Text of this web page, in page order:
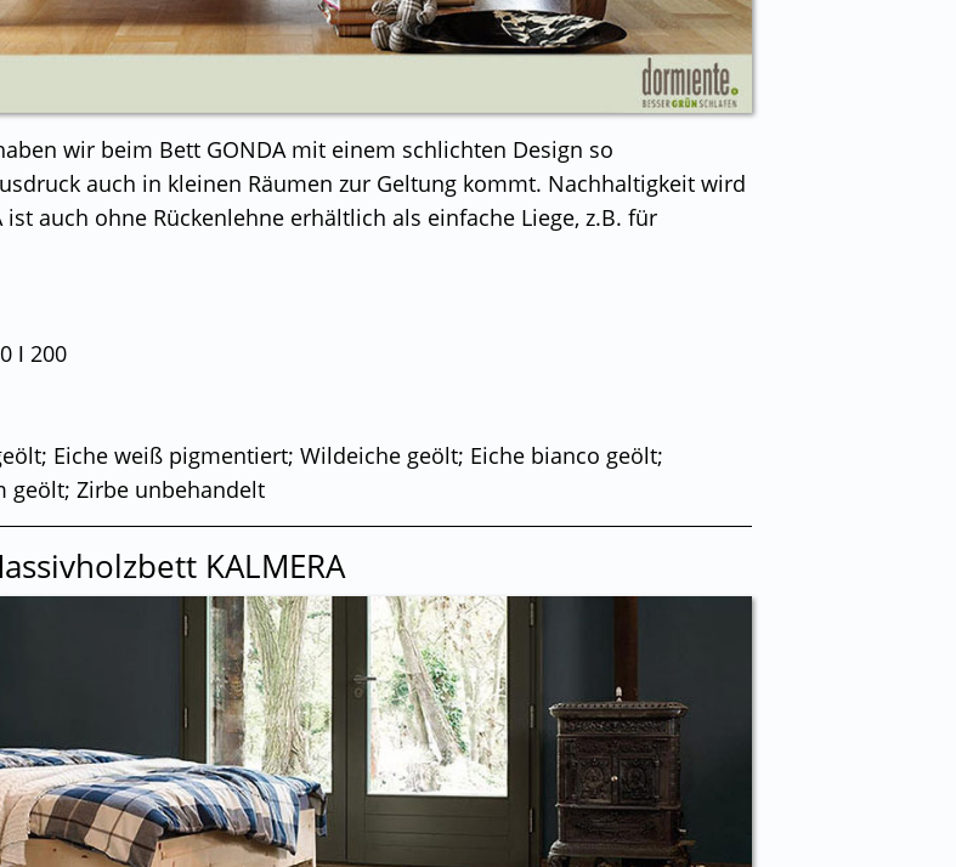
wir beim Bett GONDA mit einem schlichten Design so
auch in kleinen Räumen zur Geltung kommt. Nachhaltigkeit wird
auch ohne Rückenlehne erhältlich als einfache Liege, z.B. für
ǀ 200
Eiche weiß pigmentiert; Wildeiche geölt; Eiche bianco geölt;
geölt; Zirbe unbehandelt
KALMERA